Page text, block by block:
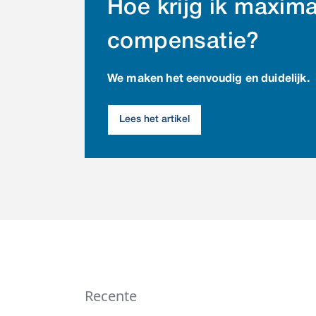
Hoe krijg ik
compensatie?
We maken het eenvoudig en duidelijk.
Lees het artikel
Recente